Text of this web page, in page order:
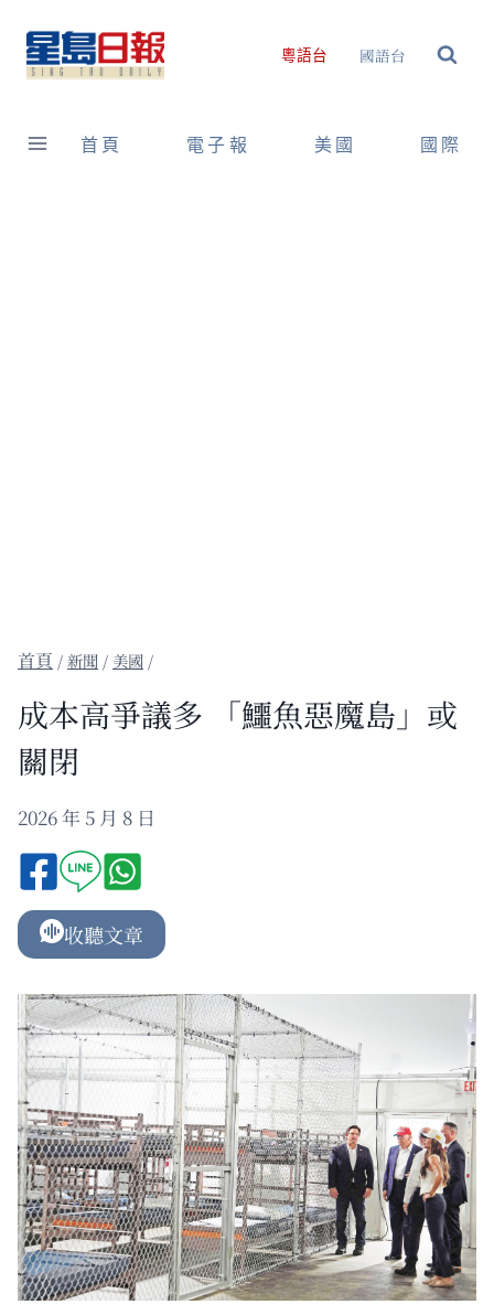
content
粵語台 國語台
首頁 電子報 美國 國際
/新聞 / 美國 /
成本高爭議多 「鱷魚惡魔島」或
關閉
2026 年 5 月 8 日
收聽文章